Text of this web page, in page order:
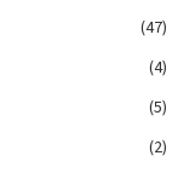
(47)
(4)
(5)
(2)